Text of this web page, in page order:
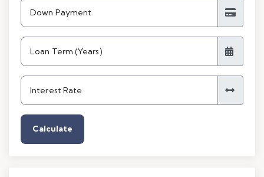
Calculate